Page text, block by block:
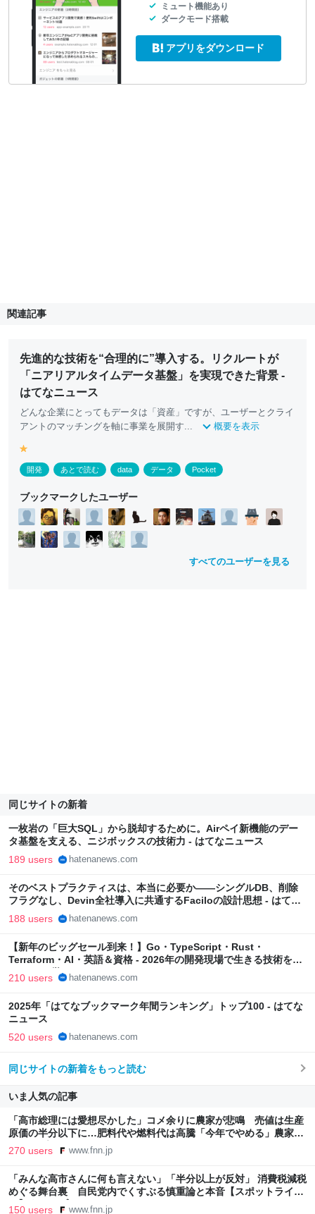
ミュート機能あり
ダークモード搭載
アプリをダウンロード
関連記事
先進的な技術を“合理的に”導入する。リクルートが
「ニアリアルタイムデータ基盤」を実現できた背景 -
はてなニュース
どんな企業にとってもデータは「資産」ですが、ユーザーとクライ
アントのマッチングを軸に事業を展開す...
概要を表示
e
ll
w
開発 あとで読む data データ Pocket
ブックマークしたユーザー
すべてのユーザーを見る
同じサイトの新着
一枚岩の「巨大SQL」から脱却するために。Airペイ新機能のデー
タ基盤を支える、ニジボックスの技術力 - はてなニュース
189 users hatenanews.com
そのベストプラクティスは、本当に必要か——シングルDB、削除
フラグなし、Devin全社導入に共通するFaciloの設計思想 - はてな
ニュース
188 users hatenanews.com
【新年のビッグセール到来！】Go・TypeScript・Rust・
Terraform・AI・英語＆資格 - 2026年の開発現場で生きる技術を
Udemyで学ぶ！ - はてなニュース
210 users hatenanews.com
2025年「はてなブックマーク年間ランキング」トップ100 - はてな
ニュース
520 users hatenanews.com
同じサイトの新着をもっと読む
いま人気の記事
「高市総理には愛想尽かした」コメ余りに農家が悲鳴 売値は生産
原価の半分以下に…肥料代や燃料代は高騰「今年でやめる」農家も
｜FNNプライムオンライン
270 users www.fnn.jp
「みんな高市さんに何も言えない」「半分以上が反対」 消費税減税
めぐる舞台裏 自民党内でくすぶる慎重論と本音【スポットライ
ト】｜FNNプライムオンライン
150 users www.fnn.jp